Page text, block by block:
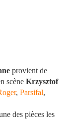
provient de
scène Krzysztof
, Parsifal,
des pièces les